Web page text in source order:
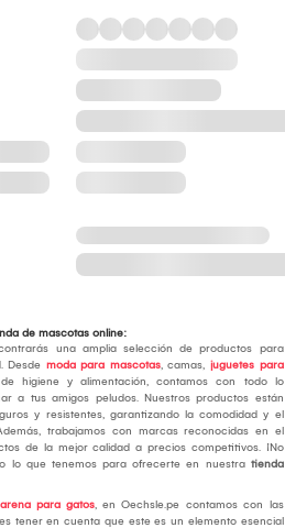
de mascotas online:
una amplia selección de productos para
Desde moda para mascotas, camas, juguetes para
higiene y alimentación, contamos con todo lo
a tus amigos peludos. Nuestros productos están
y resistentes, garantizando la comodidad y el
trabajamos con marcas reconocidas en el
de la mejor calidad a precios competitivos. ¡No
lo que tenemos para ofrecerte en nuestratienda
arena para gatos, en Oechsle.pe contamos con las
tener en cuenta que este es un elemento esencial